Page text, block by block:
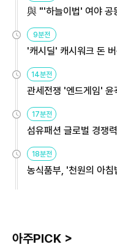
與 "'하늘이법' 여야 공
9분전
'캐시딜' 캐시워크 돈
14분전
관세전쟁 '엔드게임'
용해야
17분전
섬유패션 글로벌 경쟁
원
18분전
농식품부, '천원의 아
아주PICK >